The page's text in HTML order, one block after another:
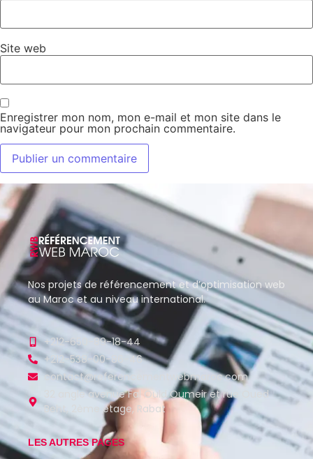
Site web
Enregistrer mon nom, mon e-mail et mon site dans le
navigateur pour mon prochain commentaire.
Nos projets de référencement et d’optimisation web
au Maroc et au niveau international.
+212-650-89-18-44
+212-538-00-86-46
contact@referencementwebmaroc.com
32 angle avenue Fal Ould Oumeir et rue Oued
Beht, 2ème étage, Rabat
LES AUTRES PAGES